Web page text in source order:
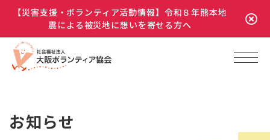
【災害支援・ボランティア活動情報】令和８年熊本地
震による被災地に想いを寄せる方へ
お知らせ